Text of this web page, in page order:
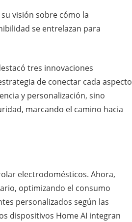
visión sobre cómo la
se entrelazan para
tres innovaciones
de conectar cada aspecto
y personalización, sino
marcando el camino hacia
electrodomésticos. Ahora,
optimizando el consumo
personalizados según las
dispositivos Home AI integran